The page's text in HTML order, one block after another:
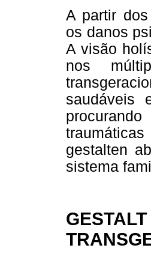
A partir dos
os danos
A visão
nos
saudáveis
gestalten
sistema